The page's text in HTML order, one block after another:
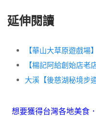
延伸閱讀
【華山大草原遊戲
【楊記阿給創始店
大溪【後慈湖秘境步
想要獲得台灣各地美食